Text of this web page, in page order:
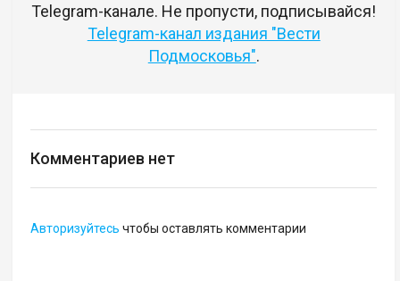
Telegram-канале. Не пропусти, подписывайся!
Telegram-канал издания "Вести
Подмосковья".
Комментариев нет
Авторизуйтесь чтобы оставлять комментарии